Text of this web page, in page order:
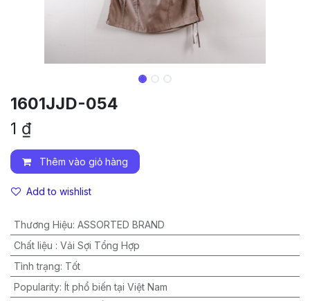
1601JJD-054
1 ₫
Thêm vào giỏ hàng
Add to wishlist
Thương Hiệu: ASSORTED BRAND
Chất liệu : Vải Sợi Tổng Hợp
Tình trạng: Tốt
Popularity: Ít phổ biến tại Việt Nam